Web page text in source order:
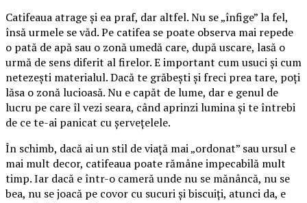
Catifeaua atrage și ea praf, dar altfel. Nu se „înfige” la fel,
însă urmele se văd. Pe catifea se poate observa mai repede
o pată de apă sau o zonă umedă care, după uscare, lasă o
urmă de sens diferit al firelor. E important cum usuci și cum
netezești materialul. Dacă te grăbești și freci prea tare, poți
lăsa o zonă lucioasă. Nu e capăt de lume, dar e genul de
lucru pe care îl vezi seara, când aprinzi lumina și te întrebi
de ce te-ai panicat cu șervețelele.
În schimb, dacă ai un stil de viață mai „ordonat” sau ursul e
mai mult decor, catifeaua poate rămâne impecabilă mult
timp. Iar dacă e într-o cameră unde nu se mănâncă, nu se
bea, nu se joacă pe covor cu sucuri și biscuiți, atunci da, e